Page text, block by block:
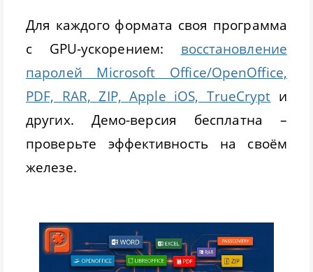
Для каждого формата своя программа
с GPU-ускорением: восстановление
паролей Microsoft Office/OpenOffice,
PDF, RAR, ZIP, Apple iOS, TrueCrypt и
других. Демо-версия бесплатна –
проверьте эффективность на своём
железе.